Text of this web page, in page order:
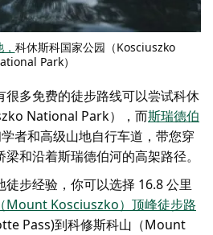
科休斯科国家公园（Kosciuszko
Park）
很多免费的徒步路线可以尝试科休
National Park）
，而斯瑞德伯
者和高级山地自行车道，带您穿
和沿着斯瑞德伯河的高架路径。
步经验，你可以选择 16.8 公里
Mount Kosciuszko）顶峰徒步路
Pass)到科修斯科山（Mount